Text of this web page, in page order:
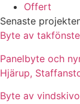
Offert
Senaste
Byte av
Panelbyte och
Hjärup,
Byte av